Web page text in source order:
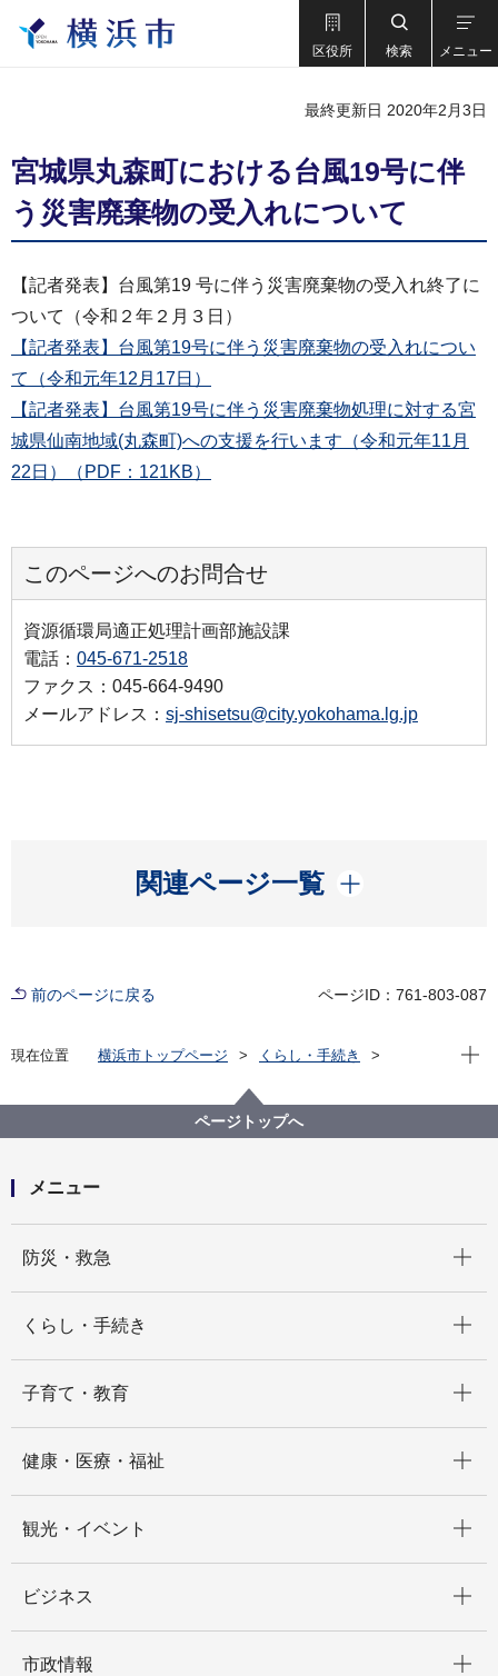
区役所 検索 メニュー
最終更新日 2020年2月3日
宮城県丸森町における台風19号に伴
う災害廃棄物の受入れについて
【記者発表】台風第19 号に伴う災害廃棄物の受入れ終了に
ついて（令和２年２月３日）
【記者発表】台風第19号に伴う災害廃棄物の受入れについ
て（令和元年12月17日）
【記者発表】台風第19号に伴う災害廃棄物処理に対する宮
城県仙南地域(丸森町)への支援を行います（令和元年11月
22日）（PDF：121KB）
このページへのお問合せ
資源循環局適正処理計画部施設課
電話： 045-671-2518
ファクス：045-664-9490
メールアドレス： sj-shisetsu@city.yokohama.lg.jp
関連ページ一覧
開く
前のページに戻る ページID：761-803-087
現在位置 横浜市トップページ
くらし・手続き
焼却工場
宮城県丸森町における台風19号に伴う災害廃棄物の受
入れについて
現在
ページトップへ
メニュー
防災・救急
くらし・手続き
子育て・教育
健康・医療・福祉
観光・イベント
ビジネス
市政情報